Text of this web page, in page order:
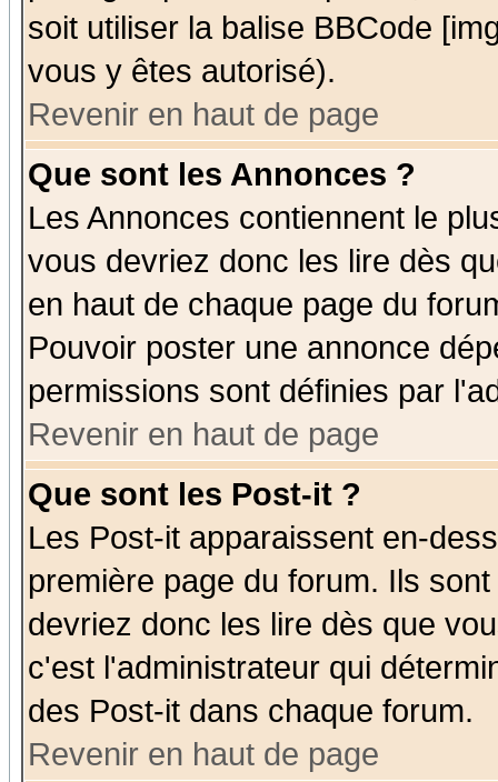
soit utiliser la balise BBCode
vous y êtes autorisé).
Revenir en haut de page
Que sont les Annonces ?
Les Annonces contiennent le
vous devriez donc les lire dès
en haut de chaque page du
Pouvoir poster une annonce
permissions sont définies par
Revenir en haut de page
Que sont les Post-it ?
Les Post-it apparaissent en-
première page du forum. Ils
devriez donc les lire dès que
c'est l'administrateur qui
des Post-it dans chaque forum.
Revenir en haut de page